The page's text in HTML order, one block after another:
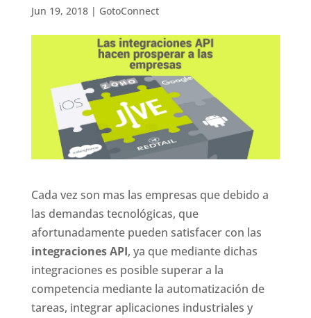
Jun 19, 2018| GotoConnect
Cada vez son mas las empresas que debido a
las demandas tecnológicas, que
afortunadamente pueden satisfacer con las
integraciones API, ya que mediante dichas
integraciones es posible superar a la
competencia mediante la automatización de
tareas, integrar aplicaciones industriales y